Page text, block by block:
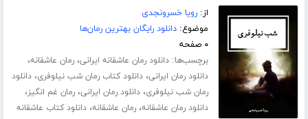
از:رویا خسرونجدی
موضوع:دانلود رایگان بهترین رمان‌ها
۰ صفحه
برچسب‌ها:دانلود رمان عاشقانه ایرانی،رمان عاشقانه،
دانلود رمان ایرانی،دانلود کتاب رمان شب نیلوفری،دانلود
رمان شب نیلوفری،دانلود رمان ایرانی،رمان غم انگیز،
دانلود رمان عاشقانه،رمان عاشقانه،دانلود کتاب عاشقانه